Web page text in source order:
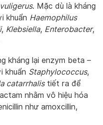
. Mặc dù là kháng
khuẩn Haemophilus
, Klebsiella, Enterobacter,
kháng lại enzym beta –
khuẩn Staphylococcus,
catarrhalistiết ra để
nhằm vô hiệu hóa
như amoxcillin,